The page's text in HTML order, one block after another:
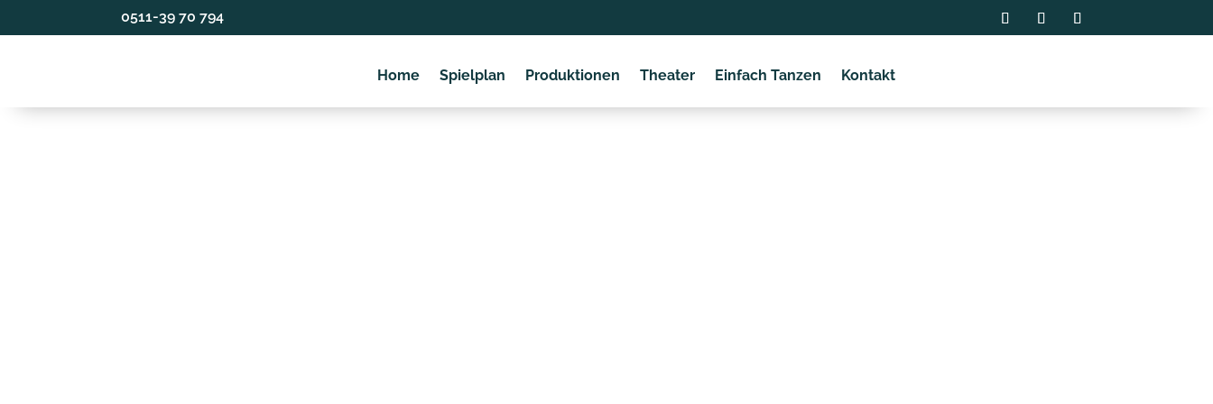
0511-39 70 794
Home Spielplan Produktionen Theater Einfach Tanzen Kontakt